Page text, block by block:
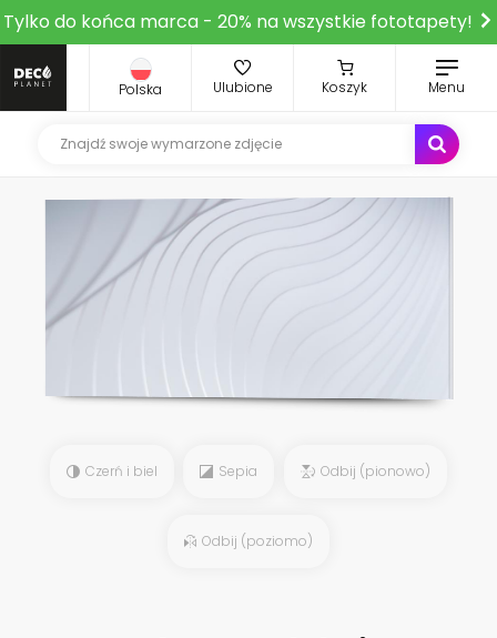
Tylko do końca marca - 20% na wszystkie fototapety!
Polska Ulubione Koszyk Menu
Czerń i biel Sepia Odbij (pionowo)
Odbij (poziomo)